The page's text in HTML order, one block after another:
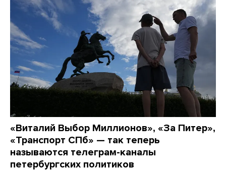
«Виталий Выбор Миллионов», «За Питер»,
«Транспорт СПб» — так теперь
называются телеграм-каналы
петербургских политиков